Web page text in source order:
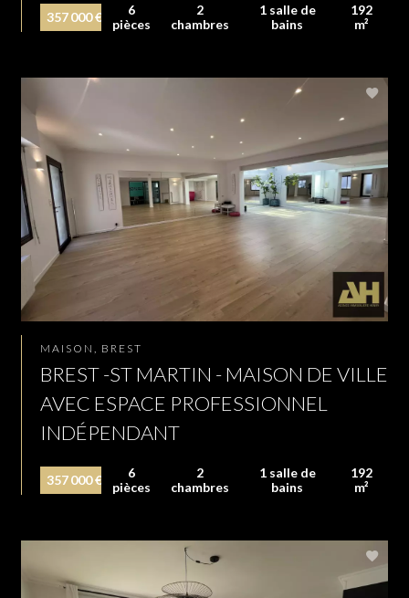
357 000 €
6
pièces
2
chambres
1 salle de
bains
192
m²
MAISON, BREST
BREST -ST MARTIN - MAISON DE VILLE
AVEC ESPACE PROFESSIONNEL
INDÉPENDANT
357 000 €
6
pièces
2
chambres
1 salle de
bains
192
m²